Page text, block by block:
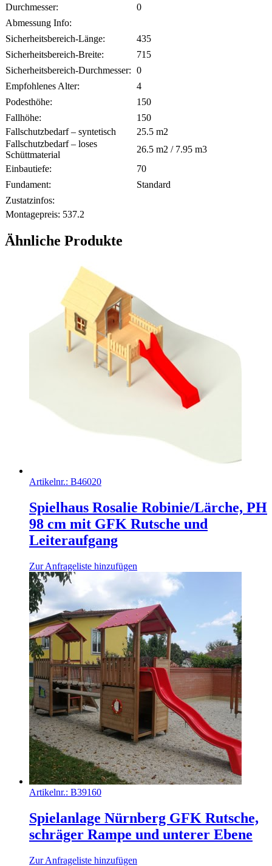
Durchmesser:
0
Abmessung Info:
Sicherheitsbereich-Länge:
435
Sicherheitsbereich-Breite:
715
Sicherheitsbereich-Durchmesser: 0
Empfohlenes Alter:
4
Podesthöhe:
150
Fallhöhe:
150
Fallschutzbedarf – syntetisch
25.5 m2
Fallschutzbedarf – loses
Schüttmaterial
26.5 m2 / 7.95 m3
Einbautiefe:
70
Fundament:
Standard
Zustatzinfos:
Montagepreis: 537.2
Ähnliche Produkte
Artikelnr.: B46020
Spielhaus Rosalie Robinie/Lärche, PH
98 cm mit GFK Rutsche und
Leiteraufgang
Zur Anfrageliste hinzufügen
Artikelnr.: B39160
Spielanlage Nürnberg GFK Rutsche,
schräger Rampe und unterer Ebene
Zur Anfrageliste hinzufügen